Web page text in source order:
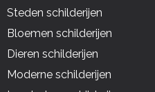
Steden schilderijen
Bloemen schilderijen
Dieren schilderijen
Moderne schilderijen